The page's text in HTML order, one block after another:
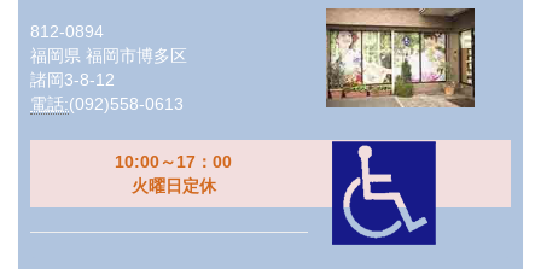
812-0894
福岡県 福岡市博多区
諸岡3-8-12
電話:(092)558-0613
10:00～17：00
火曜日定休